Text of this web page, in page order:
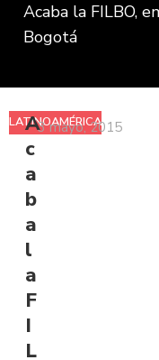
Acaba la FILBO,
Bogotá
LATINOAMÉRICA
A
c
a
b
a
l
a
F
I
L
3 mayo, 2015